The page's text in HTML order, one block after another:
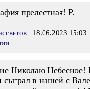
прелестная! Р.
18.06.2023 15:03
Николаю
сыграл в нашей с